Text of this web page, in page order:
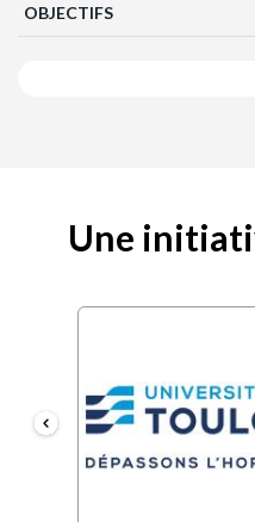
OBJECTIFS
Une